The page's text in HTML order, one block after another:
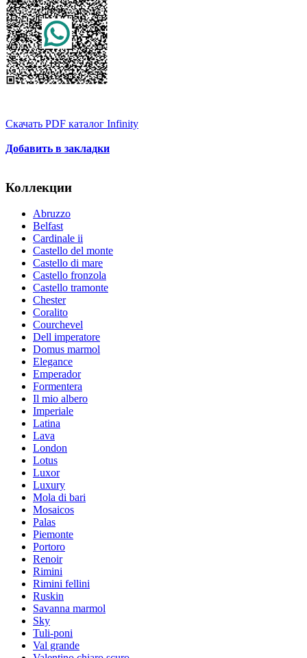
Скачать PDF каталог Infinity
Добавить в закладки
Коллекции
Abruzzo
Belfast
Cardinale ii
Castello del monte
Castello di mare
Castello fronzola
Castello tramonte
Chester
Coralito
Courchevel
Dell imperatore
Domus marmol
Elegance
Emperador
Formentera
Il mio albero
Imperiale
Latina
Lava
London
Lotus
Luxor
Luxury
Mola di bari
Mosaicos
Palas
Piemonte
Portoro
Renoir
Rimini
Rimini fellini
Ruskin
Savanna marmol
Sky
Tuli-poni
Val grande